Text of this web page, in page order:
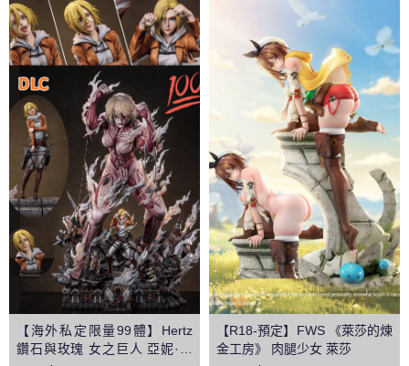
【海外私定限量99體】Hertz
鑽石與玫瑰 女之巨人 亞妮·雷
【R18-預定】FWS 《萊莎的煉
金工房》 肉腿少女 萊莎